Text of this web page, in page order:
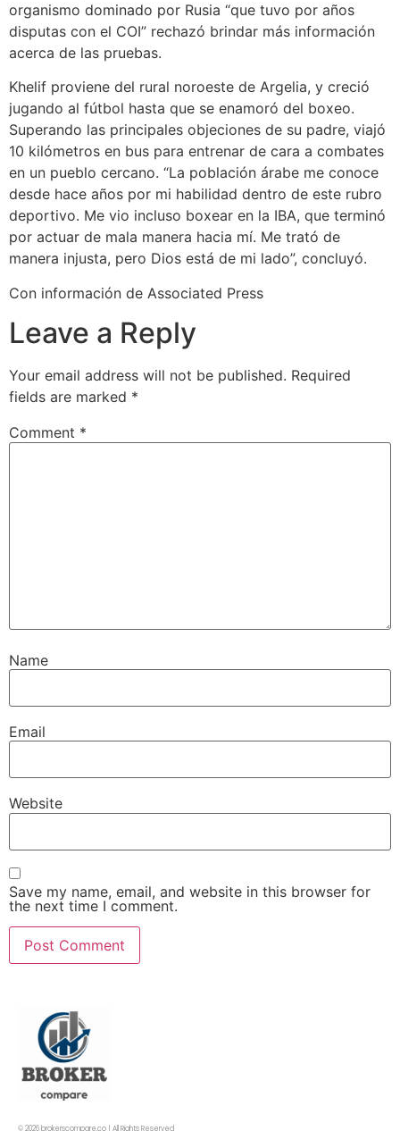
organismo dominado por Rusia “que tuvo por años
disputas con el COI” rechazó brindar más información
acerca de las pruebas.
Khelif proviene del rural noroeste de Argelia, y creció
jugando al fútbol hasta que se enamoró del boxeo.
Superando las principales objeciones de su padre, viajó
10 kilómetros en bus para entrenar de cara a combates
en un pueblo cercano. “La población árabe me conoce
desde hace años por mi habilidad dentro de este rubro
deportivo. Me vio incluso boxear en la IBA, que terminó
por actuar de mala manera hacia mí. Me trató de
manera injusta, pero Dios está de mi lado”, concluyó.
Con información de Associated Press
Leave a Reply
Your email address will not be published. Required
fields are marked *
Comment *
Name
Email
Website
Save my name, email, and website in this browser for
the next time I comment.
© 2026 brokerscompare.co | All Rights Reserved